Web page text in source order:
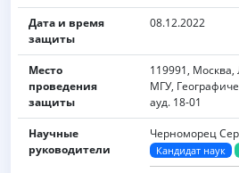
Дата и время
защиты
08.12.2022
Место
проведения
защиты
119991, Москва,
МГУ,
ауд. 18-01
Научные
руководители
Черноморец
Кандидат наук